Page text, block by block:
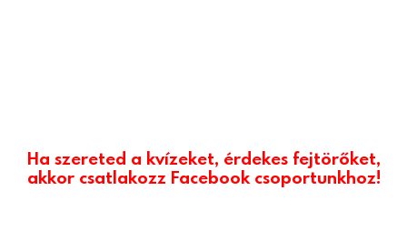
Ha szereted a kvízeket, érdekes fejtörőket,
akkor csatlakozz Facebook csoportunkhoz!